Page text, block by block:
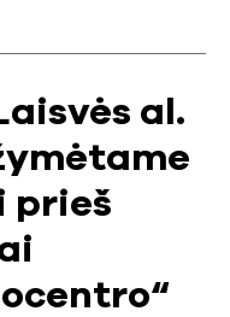
al.
prieš